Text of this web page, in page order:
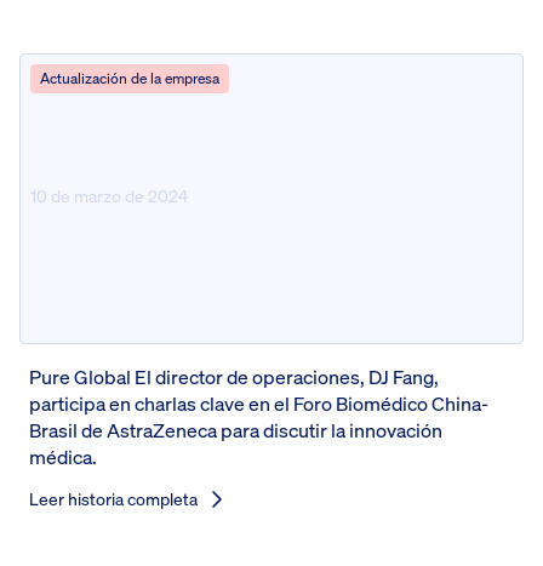
Actualización de la empresa
10 de marzo de 2024
Pure Global El director de operaciones, DJ Fang,
participa en charlas clave en el Foro Biomédico China-
Brasil de AstraZeneca para discutir la innovación
médica.
Leer historia completa